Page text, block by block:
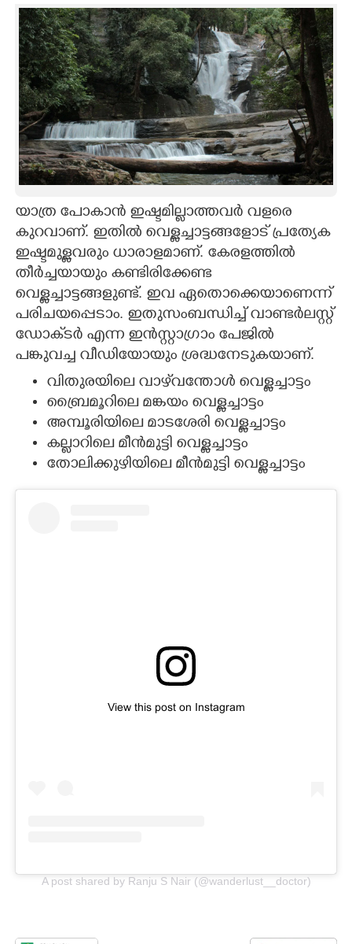
SPIRITUAL
INFO+
ART
ASTRO
CARTOONS
LITERATURE
ZOOM
യാത്ര പോകാൻ ഇഷ്ടമില്ലാത്തവർ വളരെ
കുറവാണ്. ഇതിൽ വെള്ളച്ചാട്ടങ്ങളോട് പ്രത്യേക
ഇഷ്ടമുള്ളവരും ധാരാളമാണ്. കേരളത്തിൽ
തീർച്ചയായും കണ്ടിരിക്കേണ്ട
വെള്ളച്ചാട്ടങ്ങളുണ്ട്. ഇവ ഏതൊക്കെയാണെന്ന്
പരിചയപ്പെടാം. ഇതുസംബന്ധിച്ച് വാണ്ടർലസ്റ്റ്
ഡോക്‌ടർ എന്ന ഇൻസ്റ്റാഗ്രാം പേജിൽ
പങ്കുവച്ച വീഡിയോയും ശ്രദ്ധനേടുകയാണ്.
വിതുരയിലെ വാഴ്‌വന്തോൾ വെള്ളച്ചാട്ടം
ബ്രൈമൂറിലെ മങ്കയം വെള്ളച്ചാട്ടം
അമ്പൂരിയിലെ മാടശേരി വെള്ളച്ചാട്ടം
കല്ലാറിലെ മീൻമുട്ടി വെള്ളച്ചാട്ടം
തോലിക്കുഴിയിലെ മീൻമുട്ടി വെള്ളച്ചാട്ടം
View this post on Instagram
A post shared by Ranju S Nair (@wanderlust__doctor)